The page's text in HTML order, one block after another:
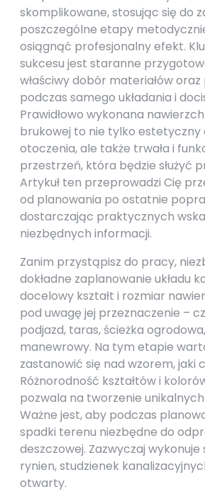
skomplikowane, stosując się do
poszczególne etapy
osiągnąć profesjonalny efekt.
sukcesu jest staranne
właściwy dobór materiałów
podczas samego układania i
Prawidłowo wykonana
brukowej to nie tylko estetyczny
otoczenia, ale także trwała i
przestrzeń, która będzie służyć
Artykuł ten przeprowadzi Cię
od planowania po ostatnie
dostarczając praktycznych
niezbędnych informacji.
Zanim przystąpisz do pracy,
dokładne zaplanowanie układu
docelowy kształt i rozmiar
pod uwagę jej przeznaczenie –
podjazd, taras, ścieżka
manewrowy. Na tym etapie
zastanowić się nad wzorem, jaki
Różnorodność kształtów i
pozwala na tworzenie
Ważne jest, aby podczas
spadki terenu niezbędne do
deszczowej. Zazwyczaj wykonuje
rynien, studzienek
otwarty.